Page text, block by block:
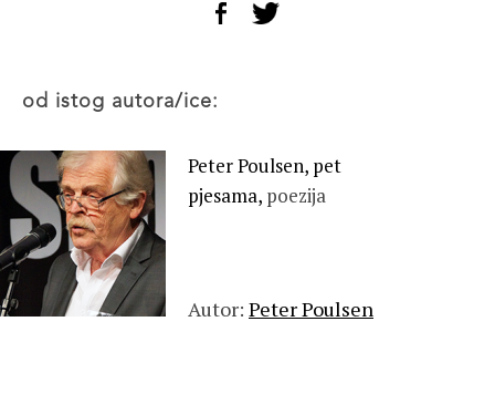
od istog autora/ice:
Peter Poulsen, pet
pjesama, poezija
Autor: Peter Poulsen